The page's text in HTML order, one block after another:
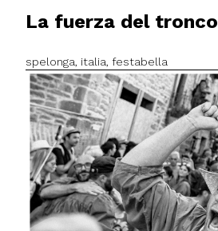
La fuerza del tronco
spelonga, italia, festabella